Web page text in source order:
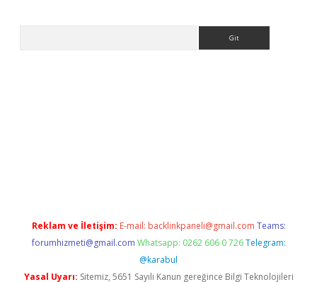
Reklam ve İletişim: E-mail: backlinkpaneli@gmail.com Teams:
forumhizmeti@gmail.com Whatsapp: 0262 606 0 726 Telegram:
@karabul
Yasal Uyarı: Sitemiz, 5651 Sayılı Kanun gereğince Bilgi Teknolojileri